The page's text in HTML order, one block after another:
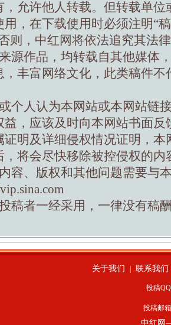
，允许他人转载。但转载单位
用，在下载使用时必须注明“
则，中红网将依法追究其法
源作品，均转载自其他媒体
，丰富网络文化，此类稿件不
个人认为本网站或本网站链
益，应该及时向本网站书面反
证明及详细侵权情况证明，本
，将会尽快移除被控侵权的内
容、版权和其他问题需要与
稿者一经采用，一律没有稿
关于我们 联系我们
投稿
投稿邮
中红网